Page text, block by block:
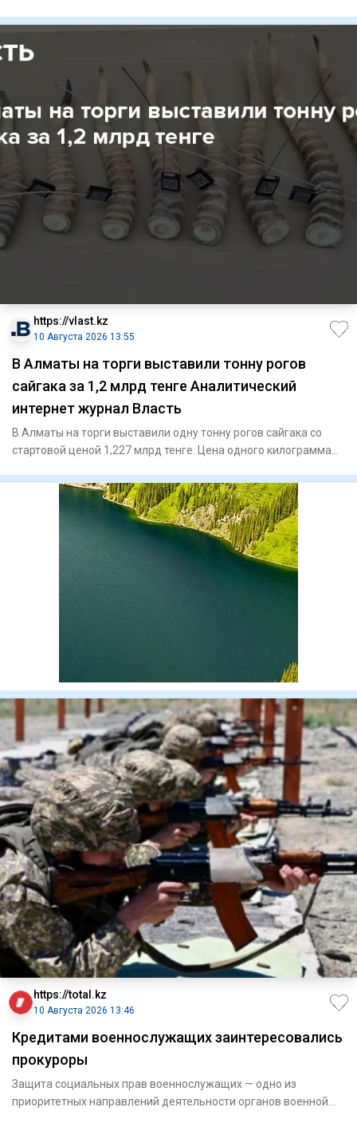
https://vlast.kz
10 Августа 2026 13:55
В Алматы на торги выставили тонну рогов
сайгака за 1,2 млрд тенге Аналитический
интернет журнал Власть
В Алматы на торги выставили одну тонну рогов сайгака со
стартовой ценой 1,227 млрд тенге. Цена одного килограмма
https://total.kz
10 Августа 2026 13:46
Кредитами военнослужащих заинтересовались
прокуроры
Защита социальных прав военнослужащих — одно из
приоритетных направлений деятельности органов военной